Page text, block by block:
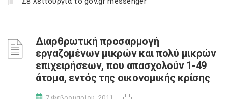
Διαρθρωτική προσαρμογή
εργαζομένων μικρών και πολύ μικρών
επιχειρήσεων, που απασχολούν 1-49
άτομα, εντός της οικονομικής κρίσης